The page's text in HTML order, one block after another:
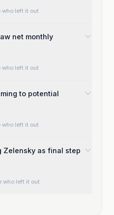
who left it out
net monthly
who left it out
to potential
who left it out
Zelensky as final step
who left it out